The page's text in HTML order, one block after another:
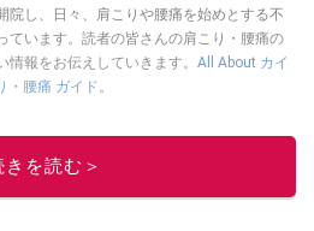
院し、日々、肩こりや腰痛を始めとする不
ています。読者の皆さんの肩こり・腰痛の
報をお伝えしていきます。 All About カイ
・腰痛 ガイド。
きを読む＞